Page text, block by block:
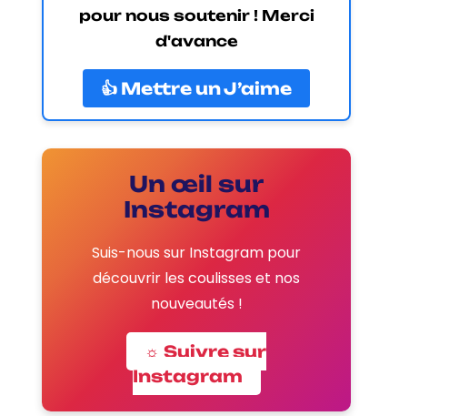
pour nous soutenir ! Merci
d'avance
👍 Mettre un J’aime
Un œil sur
Instagram
Suis-nous sur Instagram pour
découvrir les coulisses et nos
nouveautés !
☼ Suivre sur
Instagram